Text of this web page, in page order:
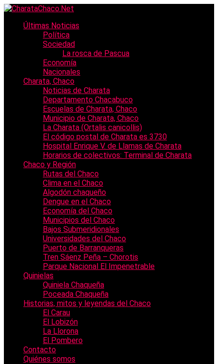
Últimas Noticias
Política
Sociedad
La rosca de Pascua
Economía
Nacionales
Charata, Chaco
Noticias de Charata
Departamento Chacabuco
Escuelas de Charata, Chaco
Municipio de Charata, Chaco
La Charata (Ortalis canicollis)
El código postal de Charata es 3730
Hospital Enrique V. de Llamas de Charata
Horarios de colectivos: Terminal de Charata
Chaco y Región
Rutas del Chaco
Clima en el Chaco
Algodón chaqueño
Dengue en el Chaco
Economía del Chaco
Municipios del Chaco
Bajos Submeridionales
Universidades del Chaco
Puerto de Barranqueras
Tren Sáenz Peña – Chorotis
Parque Nacional El Impenetrable
Quinielas
Quiniela Chaqueña
Poceada Chaqueña
Historias, mitos y leyendas del Chaco
El Carau
El Lobizón
La Llorona
El Pombero
Contacto
Quiénes somos